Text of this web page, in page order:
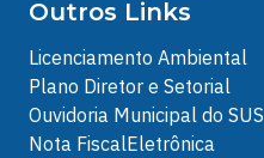
Outros Links
Licenciamento Ambiental
Plano Diretor e Setorial
Ouvidoria Municipal do SUS
Nota FiscalEletrônica